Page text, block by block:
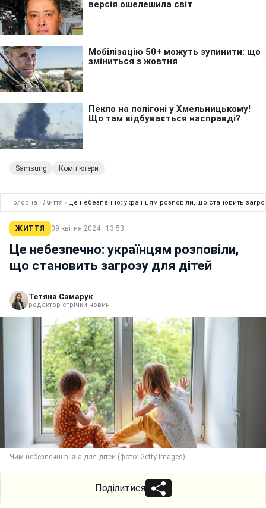
Samsung Комп'ютери
Головна › Життя › Це небезпечно: українцям розповіли, що становить
ЖИТТЯ 09 квітня 2024 · 13:53
Це небезпечно: українцям розповіли,
що становить загрозу для дітей
Тетяна Самарук
редактор стрічки новин
Чим небезпечні вікна для дітей (фото: Getty Images)
Поділитися